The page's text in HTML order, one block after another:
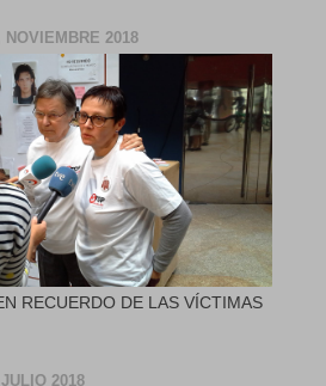
NOVIEMBRE 2018
RECUERDO DE LAS VÍCTIMAS
2018